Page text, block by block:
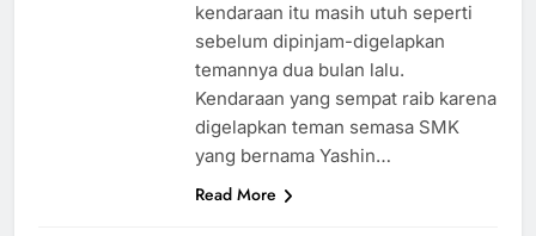
kendaraan itu masih utuh seperti
sebelum dipinjam-digelapkan
temannya dua bulan lalu.
Kendaraan yang sempat raib karena
digelapkan teman semasa SMK
yang bernama Yashin…
Read More